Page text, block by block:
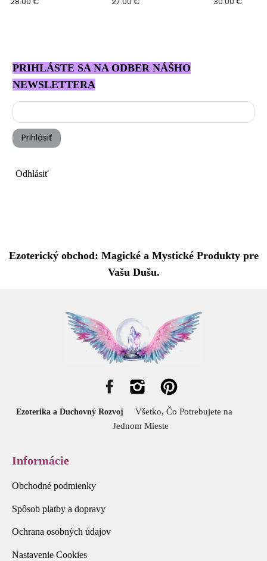
PRIHLÁSTE SA NA ODBER NÁŠHO
NEWSLETTERA
Prihlásiť
Odhlásiť
Ezoterický obchod: Magické a Mystické Produkty pre
Vašu Dušu.
Ezoterika a Duchovný Rozvoj
Všetko, Čo Potrebujete na
Jednom Mieste
Informácie
Obchodné podmienky
Spôsob platby a dopravy
Ochrana osobných údajov
Nastavenie Cookies